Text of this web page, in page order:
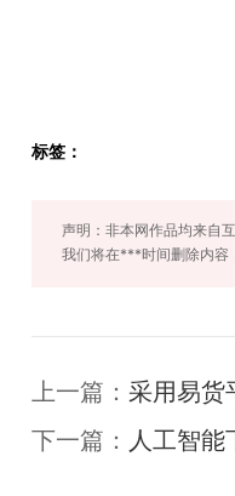
标签：
声明：非本网作品均来自
我们将在***时间删除内容
上一篇： 采用易货
下一篇： 人工智